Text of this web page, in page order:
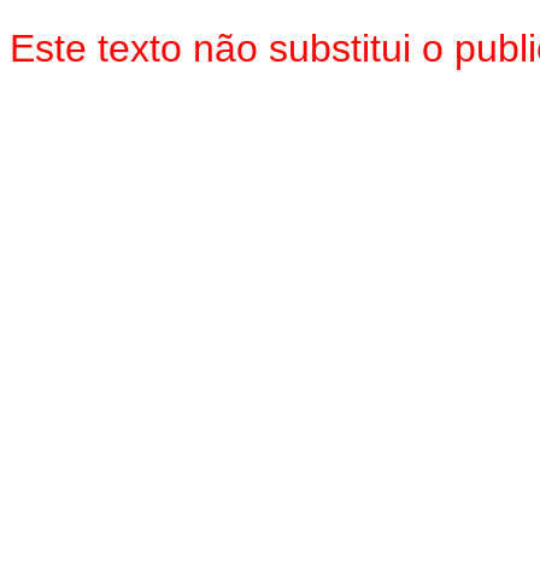
Este texto não substitui o